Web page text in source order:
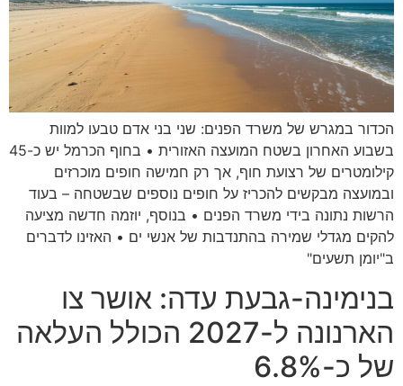
הכדור במגרש של משרד הפנים: שני בני אדם טבעו למוות
בשבוע האחרון בשטח המועצה האזורית • בחוף הכרמל יש כ-45
קילומטרים של רצועת חוף, אך רק חמישה חופים מוכרזים
ובמועצה מבקשים להכריז על חופים נוספים שבשטחה – בעוד
הרשות נתונה בידי משרד הפנים • בנוסף, יוזמה חדשה מציעה
להקים מגדלי שמירה בהתנדבות של אנשי ים • האזינו לדברים
ב"יומן תשעים"
בנימינה-גבעת עדה: אושר צו
הארנונה ל-2027 הכולל העלאה
של כ-6.8%